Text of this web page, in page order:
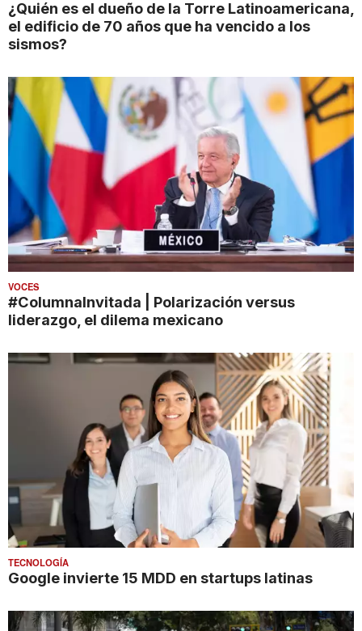
¿Quién es el dueño de la Torre Latinoamericana,
el edificio de 70 años que ha vencido a los
sismos?
VOCES
#ColumnaInvitada | Polarización versus
liderazgo, el dilema mexicano
TECNOLOGÍA
Google invierte 15 MDD en startups latinas